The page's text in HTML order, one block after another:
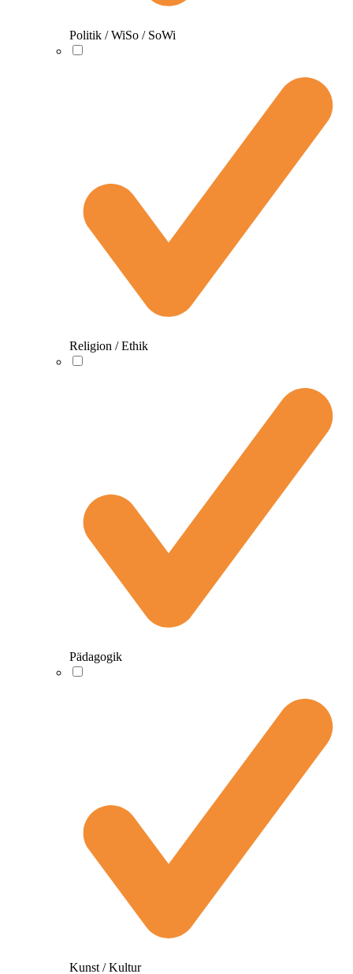
Politik / WiSo / SoWi
Religion / Ethik
Pädagogik
Kunst / Kultur